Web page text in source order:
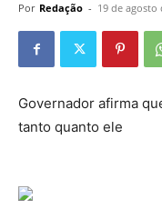
Por Redação - 19 de agosto
Governador afirma
tanto quanto ele